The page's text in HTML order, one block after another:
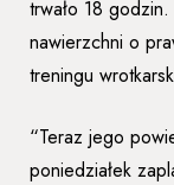
trwało 18
nawierzchni o
treningu
“Teraz jego
poniedziałek